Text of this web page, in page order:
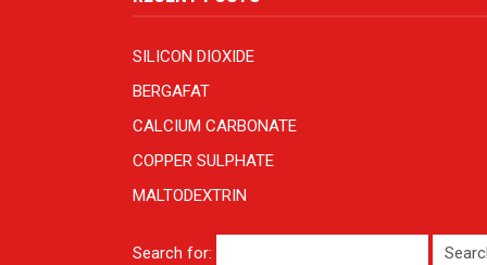
SILICON DIOXIDE
BERGAFAT
CALCIUM CARBONATE
COPPER SULPHATE
MALTODEXTRIN
Search for: